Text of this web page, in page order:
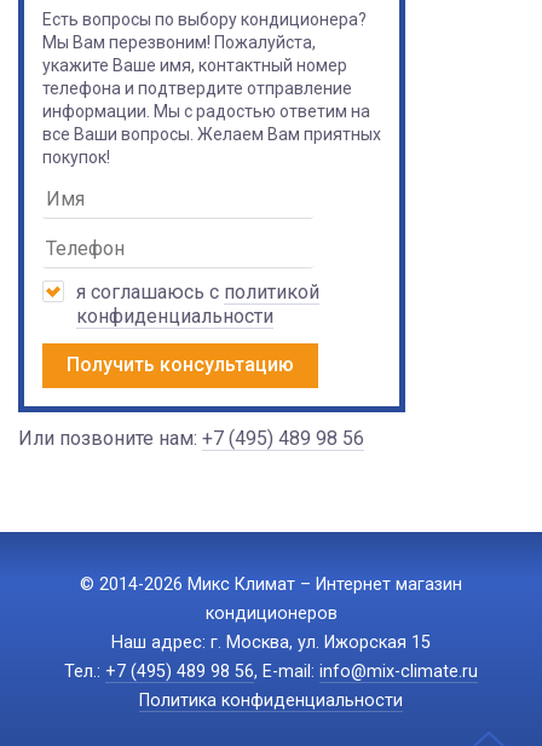
Есть вопросы по выбору кондиционера?
Мы Вам перезвоним! Пожалуйста,
укажите Ваше имя, контактный номер
телефона и подтвердите отправление
информации. Мы с радостью ответим на
все Ваши вопросы. Желаем Вам приятных
покупок!
я соглашаюсь с политикой
конфиденциальности
Получить консультацию
Или позвоните нам: +7 (495) 489 98 56
© 2014-2026 Микс Климат – Интернет магазин
кондиционеров
Наш адрес: г. Москва, ул. Ижорская 15
Тел.: +7 (495) 489 98 56, E-mail: info@mix-climate.ru
Политика конфиденциальности